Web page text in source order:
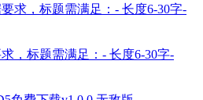
，标题需满足：- 长度6-30字-